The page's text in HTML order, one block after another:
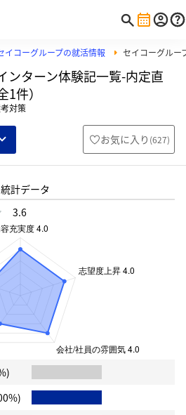
イコーグループの就活情報 セイコーグルー
ンターン体験記一覧-内定直
件）
対策
お気に入り (627)
計データ
3.6